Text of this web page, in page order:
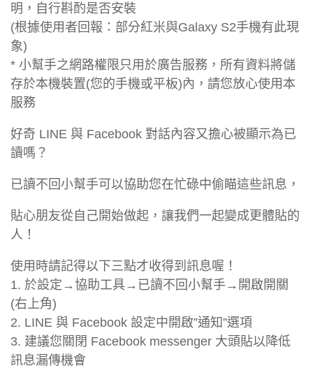
明，自行斟酌是否安裝
(根據使用者回報：部分紅米與Galaxy S2手機有此現
象)
* 小幫手之網路權限只用於廣告服務，所有資料將儲
存於本機裝置(您的手機或平板)內，請您放心使用本
服務
好奇 LINE 與 Facebook 對話內容又擔心被顯示為已
讀嗎？
已讀不回小幫手可以協助您在忙碌中偷瞄這些訊息，
貼心朋友從自己開始做起，讓我們一起變成更體貼的
人！
使用時請記得以下三點才收得到訊息喔！
1. 於設定→協助工具→已讀不回小幫手→開啟開關
(右上角)
2. LINE 與 Facebook 設定中開啟”通知”選項
3. 建議您關閉 Facebook messenger 大頭貼以降低
訊息漏傳機會